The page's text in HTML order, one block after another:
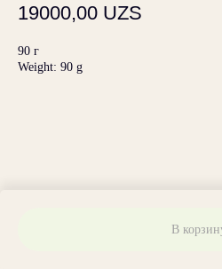
19000,00 UZS
В
90 г
Weight: 90 g